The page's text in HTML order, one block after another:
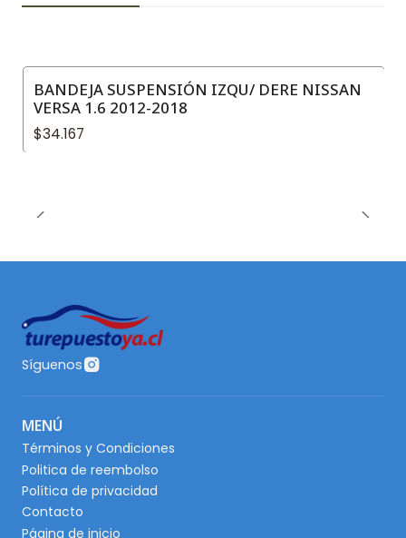
BANDEJA SUSPENSIÓN IZQU/ DERE NISSAN
VERSA 1.6 2012-2018
$34.167
Síguenos
MENÚ
Términos y Condiciones
Politica de reembolso
Política de privacidad
Contacto
Página de inicio